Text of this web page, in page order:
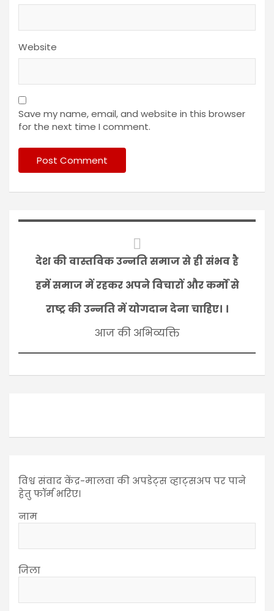
Website
Save my name, email, and website in this browser
for the next time I comment.
देश की वास्तविक उन्नति समाज से ही संभव है
हमें समाज में रहकर अपने विचारों और कर्मों से
राष्ट्र की उन्नति में योगदान देना चाहिए। ।
आज की अभिव्यक्ति
विश्व संवाद केंद्र-मालवा की अपडेट्स व्हाट्सअप पर पाने
हेतु फॉर्म भरिए।
नाम
जिला